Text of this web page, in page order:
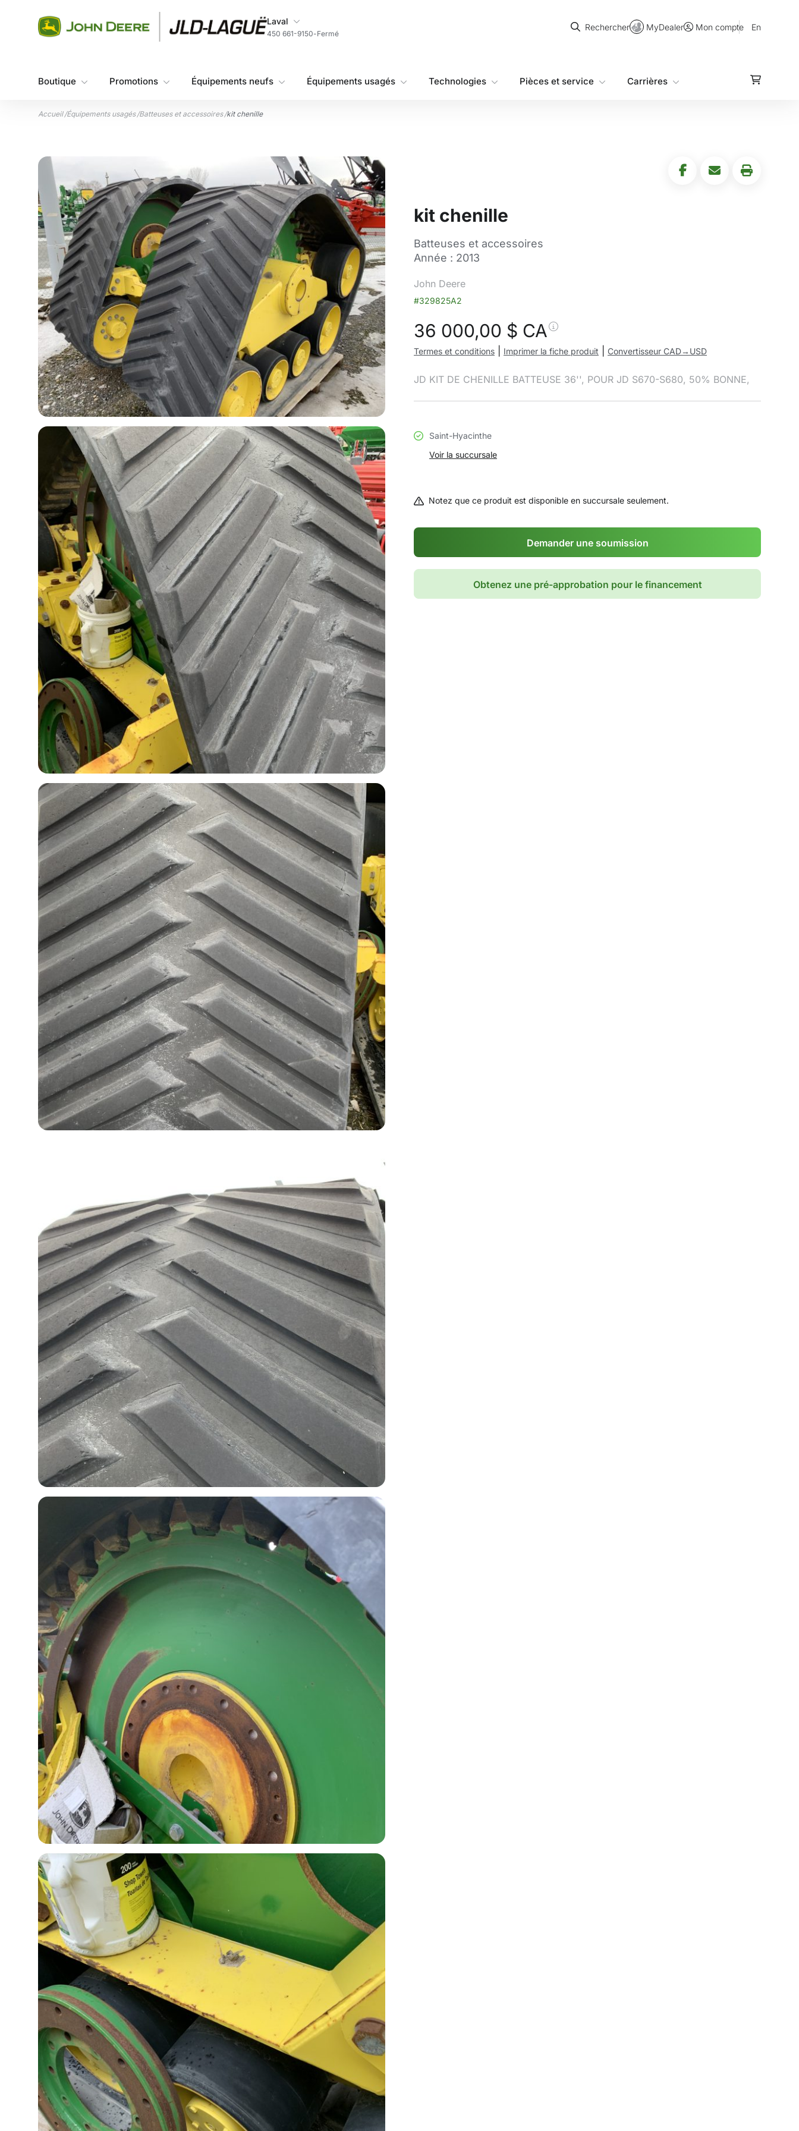
Ma succursale
Laval
450 661-9150-Fermé
Rechercher
Rechercher MyDealer Mon compte En
Boutique Promotions Équipements neufs Équipements usagés Technologies Pièces et service Carrières
Accueil /Équipements usagés /Batteuses et accessoires /kit chenille
kit chenille
Batteuses et accessoires
Année : 2013
John Deere
#329825A2
36 000,00 $ CA
Termes et conditions Imprimer la fiche produit Convertisseur CAD→USD
JD KIT DE CHENILLE BATTEUSE 36'', POUR JD S670-S680, 50% BONNE,
Saint-Hyacinthe
Voir la succursale
Notez que ce produit est disponible en succursale seulement.
Demander une soumission
Obtenez une pré-approbation pour le financement